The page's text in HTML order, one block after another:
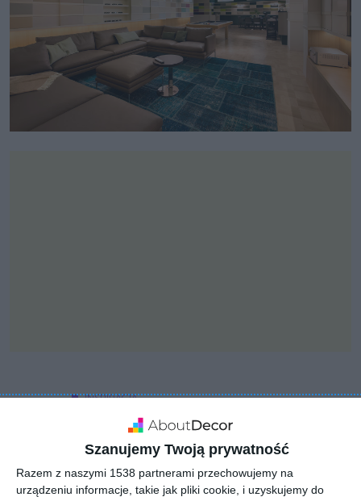
Szanujemy Twoją prywatność
Razem z naszymi 1538 partnerami przechowujemy na
urządzeniu informacje, takie jak pliki cookie, i uzyskujemy do
INSPIRACJA
Salon z brązowym,
modułowym
wypoczynkiem